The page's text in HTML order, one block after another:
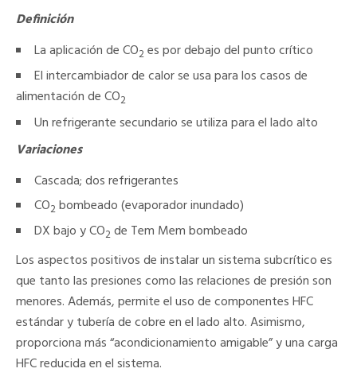
Definición
La aplicación de CO2es por debajo del punto crítico
El intercambiador de calor se usa para los casos de
alimentación de CO2
Un refrigerante secundario se utiliza para el lado alto
Variaciones
Cascada; dos refrigerantes
CO2bombeado (evaporador inundado)
DX bajo y CO2de Tem Mem bombeado
Los aspectos positivos de instalar un sistema subcrítico es
que tanto las presiones como las relaciones de presión son
menores. Además, permite el uso de componentes HFC
estándar y tubería de cobre en el lado alto. Asimismo,
proporciona más “acondicionamiento amigable” y una carga
HFC reducida en el sistema.